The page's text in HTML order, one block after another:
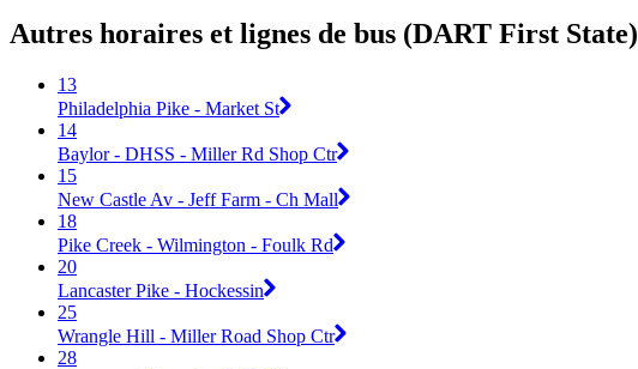
Autres horaires et lignes de bus (DART First State)
13
Philadelphia Pike - Market St
14
Baylor - DHSS - Miller Rd Shop Ctr
15
New Castle Av - Jeff Farm - Ch Mall
18
Pike Creek - Wilmington - Foulk Rd
20
Lancaster Pike - Hockessin
25
Wrangle Hill - Miller Road Shop Ctr
28